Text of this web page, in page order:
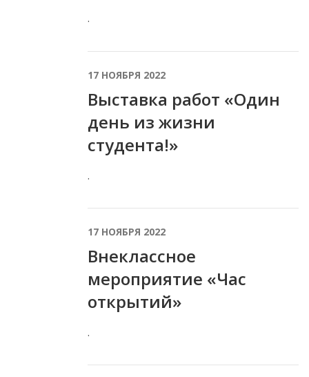
.
17 НОЯБРЯ 2022
Выставка работ «Один
день из жизни
студента!»
.
17 НОЯБРЯ 2022
Внеклассное
мероприятие «Час
открытий»
.